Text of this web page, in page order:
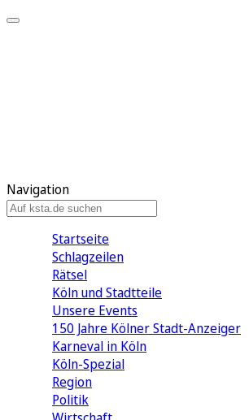
Navigation
Startseite
Schlagzeilen
Rätsel
Köln und Stadtteile
Unsere Events
150 Jahre Kölner Stadt-Anzeiger
Karneval in Köln
Köln-Spezial
Region
Politik